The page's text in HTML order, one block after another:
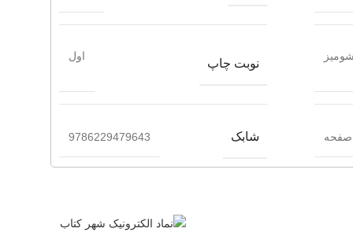
شومیز
نوبت چاپ
اول
شابک 9786229479643